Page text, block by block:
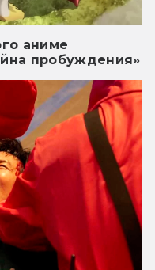
аниме
пробуждения»